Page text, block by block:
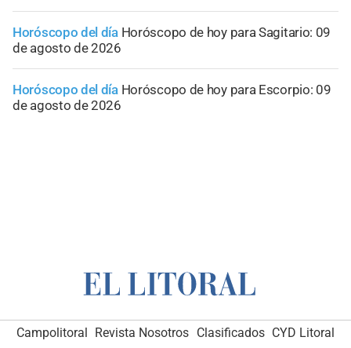
Horóscopo del día Horóscopo de hoy para Sagitario: 09
de agosto de 2026
Horóscopo del día Horóscopo de hoy para Escorpio: 09
de agosto de 2026
Campolitoral Revista Nosotros Clasificados CYD Litoral